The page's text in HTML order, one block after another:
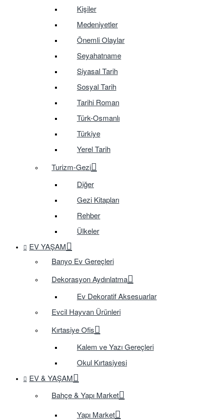
Kişiler
Medeniyetler
Önemli Olaylar
Seyahatname
Siyasal Tarih
Sosyal Tarih
Tarihi Roman
Türk-Osmanlı
Türkiye
Yerel Tarih
Turizm-Gezi
Diğer
Gezi Kitapları
Rehber
Ülkeler
EV YAŞAM
Banyo Ev Gereçleri
Dekorasyon Aydınlatma
Ev Dekoratif Aksesuarlar
Evcil Hayvan Ürünleri
Kırtasiye Ofis
Kalem ve Yazı Gereçleri
Okul Kırtasiyesi
EV & YAŞAM
Bahçe & Yapı Market
Yapı Market